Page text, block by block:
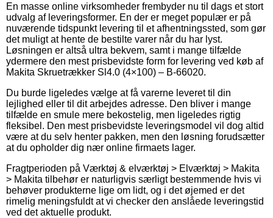
En masse online virksomheder frembyder nu til dags et stort
udvalg af leveringsformer. En der er meget populær er på
nuværende tidspunkt levering til et afhentningssted, som gør
det muligt at hente de bestilte varer når du har lyst.
Løsningen er altså ultra bekvem, samt i mange tilfælde
ydermere den mest prisbevidste form for levering ved køb af
Makita Skruetrækker Sl4.0 (4×100) – B-66020.
Du burde ligeledes vælge at få varerne leveret til din
lejlighed eller til dit arbejdes adresse. Den bliver i mange
tilfælde en smule mere bekostelig, men ligeledes rigtig
fleksibel. Den mest prisbevidste leveringsmodel vil dog altid
være at du selv henter pakken, men den løsning forudsætter
at du opholder dig nær online firmaets lager.
Fragtperioden på Værktøj & elværktøj > Elværktøj > Makita
> Makita tilbehør er naturligvis særligt bestemmende hvis vi
behøver produkterne lige om lidt, og i det øjemed er det
rimelig meningsfuldt at vi checker den anslåede leveringstid
ved det aktuelle produkt.